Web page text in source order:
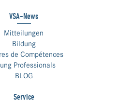
VSA-News
Mitteilungen
Bildung
de Compétences
Professionals
BLOG
Service